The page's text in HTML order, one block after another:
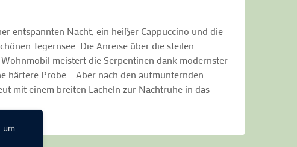
entspannten Nacht, ein heißer Cappuccino und die
Tegernsee. Die Anreise über die steilen
meistert die Serpentinen dank modernster
härtere Probe... Aber nach den aufmunternden
mit einem breiten Lächeln zur Nachtruhe in das
um